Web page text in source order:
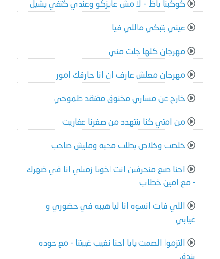
كوكبنا باظ - لا مش عايزكو وعندي كتفي يشيل
عيني بتبكي ماللي فيا
مهرجان كلها جلت مني
مهرجان معلش عارف ان انا حارقك امور
خارج عن مساري مخنوق مفتقد طموحي
من امتي كنا بنتهدد من صغرنا عفاريت
خلصت وخلاص بطلت محبه ومليش صاحب
احنا صيع منحرفين انت اخويا زميلي انا في ضهرك
- مع امين خطاب
اللي فات انسوه انا ليا هيبه في حضوري و
غيابي
التزموا الصمت يابا احنا نغيب غيبتنا - مع حوده
بندق